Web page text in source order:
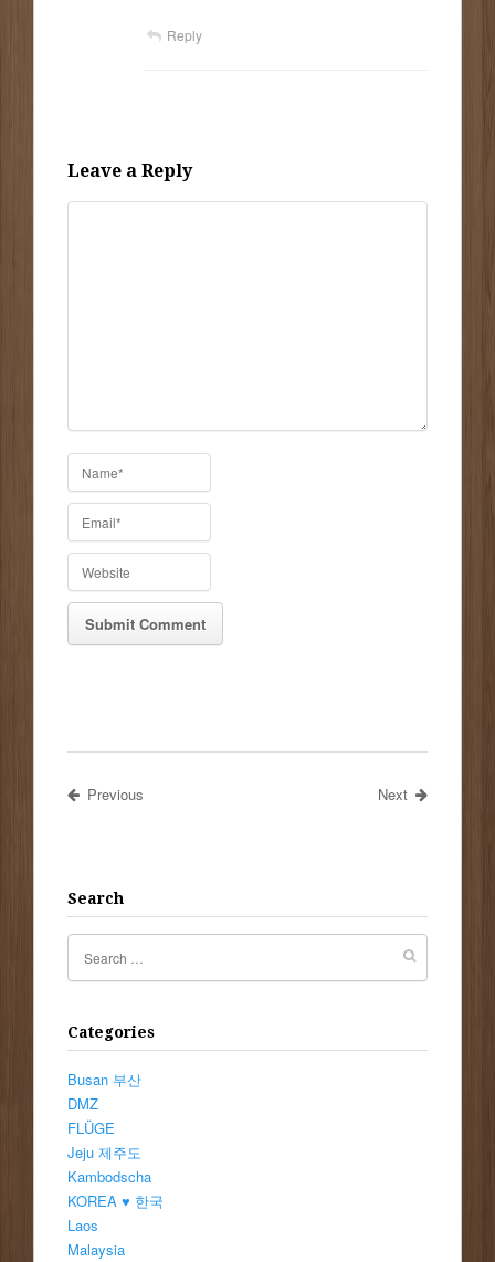
Reply
Leave a Reply
Previous Next
Search
Categories
Busan 부산
DMZ
FLÜGE
Jeju 제주도
Kambodscha
KOREA ♥ 한국
Laos
Malaysia